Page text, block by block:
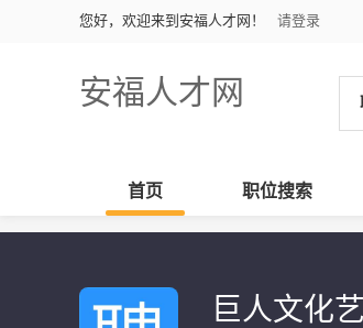
您好，欢迎来到安福人才网！ 请登录
安福人才网
首页 职位搜索
巨人文化